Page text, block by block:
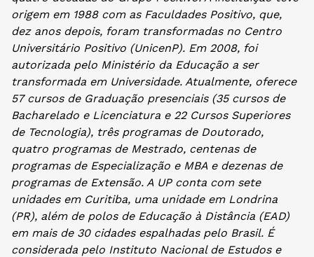
origem em 1988 com as Faculdades Positivo, que,
dez anos depois, foram transformadas no Centro
Universitário Positivo (UnicenP). Em 2008, foi
autorizada pelo Ministério da Educação a ser
transformada em Universidade. Atualmente, oferece
57 cursos de Graduação presenciais (35 cursos de
Bacharelado e Licenciatura e 22 Cursos Superiores
de Tecnologia), três programas de Doutorado,
quatro programas de Mestrado, centenas de
programas de Especialização e MBA e dezenas de
programas de Extensão. A UP conta com sete
unidades em Curitiba, uma unidade em Londrina
(PR), além de polos de Educação à Distância (EAD)
em mais de 30 cidades espalhadas pelo Brasil. É
considerada pelo Instituto Nacional de Estudos e